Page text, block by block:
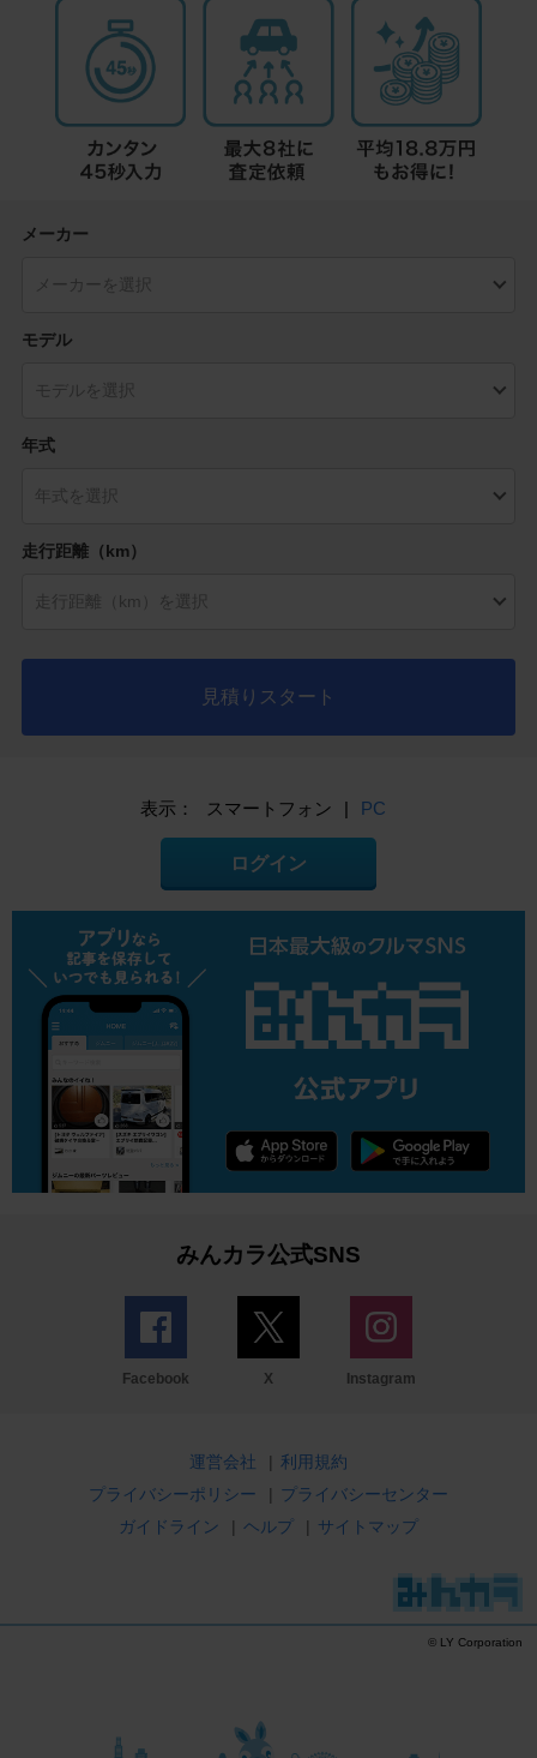
メーカー
モデル
年式
走行距離（km）
見積りスタート
表示： スマートフォン | PC
ログイン
みんカラ公式SNS
Facebook X Instagram
運営会社 | 利用規約
プライバシーポリシー
| プライバシーセンター
ガイドライン
| ヘルプ | サイトマップ
© LY Corporation